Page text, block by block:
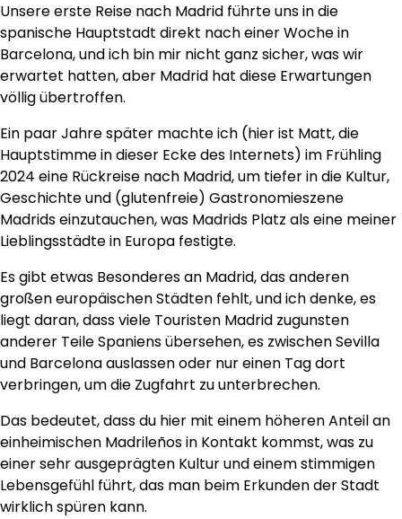
Unsere erste Reise nach Madrid führte uns in die
spanische Hauptstadt direkt nach einer Woche in
Barcelona, und ich bin mir nicht ganz sicher, was wir
erwartet hatten, aber Madrid hat diese Erwartungen
völlig übertroffen.
Ein paar Jahre später machte ich (hier ist Matt, die
Hauptstimme in dieser Ecke des Internets) im Frühling
2024 eine Rückreise nach Madrid, um tiefer in die Kultur,
Geschichte und (glutenfreie) Gastronomieszene
Madrids einzutauchen, was Madrids Platz als eine meiner
Lieblingsstädte in Europa festigte.
Es gibt etwas Besonderes an Madrid, das anderen
großen europäischen Städten fehlt, und ich denke, es
liegt daran, dass viele Touristen Madrid zugunsten
anderer Teile Spaniens übersehen, es zwischen Sevilla
und Barcelona auslassen oder nur einen Tag dort
verbringen, um die Zugfahrt zu unterbrechen.
Das bedeutet, dass du hier mit einem höheren Anteil an
einheimischen Madrileños in Kontakt kommst, was zu
einer sehr ausgeprägten Kultur und einem stimmigen
Lebensgefühl führt, das man beim Erkunden der Stadt
wirklich spüren kann.